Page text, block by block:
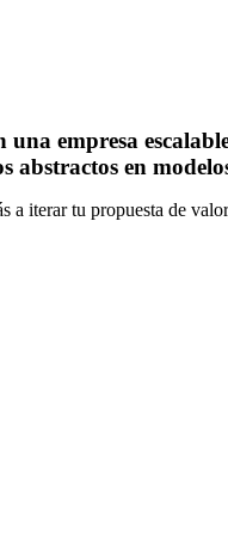
una empresa
en
a iterar tu propuesta de